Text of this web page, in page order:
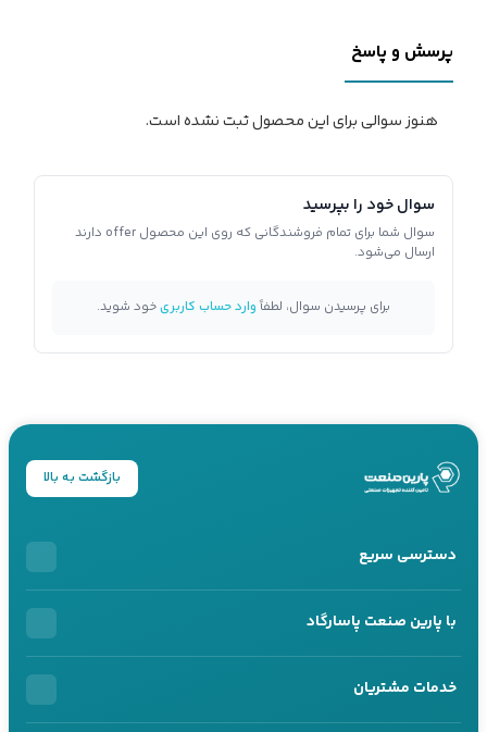
پرسش و پاسخ
هنوز سوالی برای این محصول ثبت نشده است.
سوال خود را بپرسید
سوال شما برای تمام فروشندگانی که روی این محصول offer دارند
ارسال می‌شود.
برای پرسیدن سوال، لطفاًوارد حساب کاربریخود شوید.
بازگشت به بالا
دسترسی سریع
محصولات اقساطی
خرید سازمانی
با پارین صنعت پاسارگاد
تماس با ما
خدمات مشتریان